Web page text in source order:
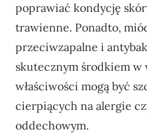
poprawiać kondycję
trawienne. Ponadto,
przeciwzapalne i
skutecznym środkiem w
właściwości mogą być
cierpiących na alergie
oddechowym.